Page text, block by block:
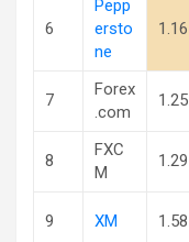
6
Pepp
ersto
ne
1.16
7
Forex
.com
1.25
8
FXC
M
1.29
9 XM 1.58